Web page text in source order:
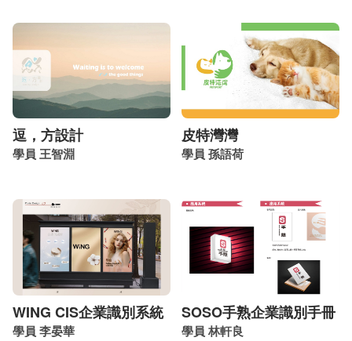
逗，方設計
學員 王智淵
皮特灣灣
學員 孫語荷
WING CIS企業識別系統
學員 李晏華
SOSO手熟企業識別手冊
學員 林軒良